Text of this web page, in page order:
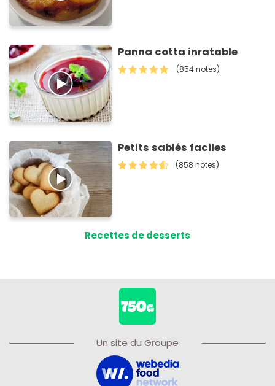
Panna cotta inratable
(854 notes)
Petits sablés faciles
(858 notes)
Recettes de desserts
Un site du Groupe